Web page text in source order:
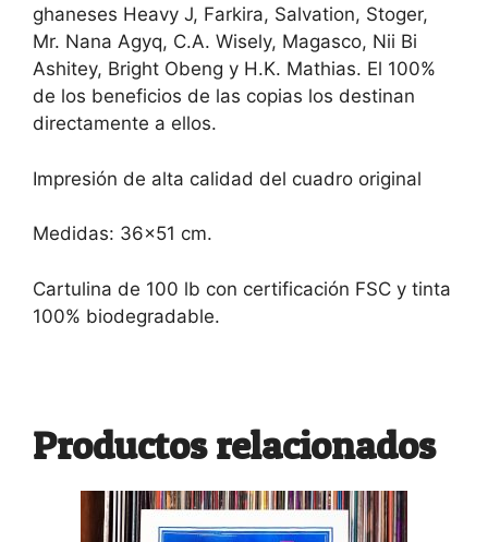
ghaneses Heavy J, Farkira, Salvation, Stoger,
Mr. Nana Agyq, C.A. Wisely, Magasco, Nii Bi
Ashitey, Bright Obeng y H.K. Mathias. El 100%
de los beneficios de las copias los destinan
directamente a ellos.
Impresión de alta calidad del cuadro original
Medidas: 36×51 cm.
Cartulina de 100 lb con certificación FSC y tinta
100% biodegradable.
Productos relacionados